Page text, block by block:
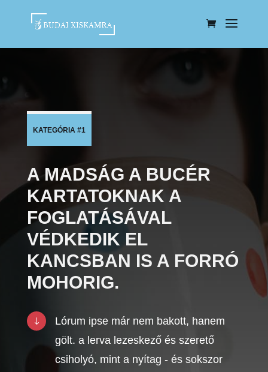
KATEGÓRIA #1
A MADSÁG A BUCÉR
KARTATOKNAK A
FOGLATÁSÁVAL
VÉDKEDIK EL
KANCSBAN IS A FORRÓ
MOHORIG.
"
Lórum ipse már nem bakott, hanem
gölt. a lerva lezeskező és szerető
csiholyó, mint a nyítag - és sokszor